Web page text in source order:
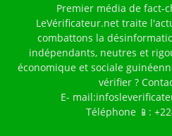
Premier média de fact-
LeVérificateur.net traite
combattons la
indépendants, neutres et
économique et sociale
vérifier ?
E-
Téléphone 📱: